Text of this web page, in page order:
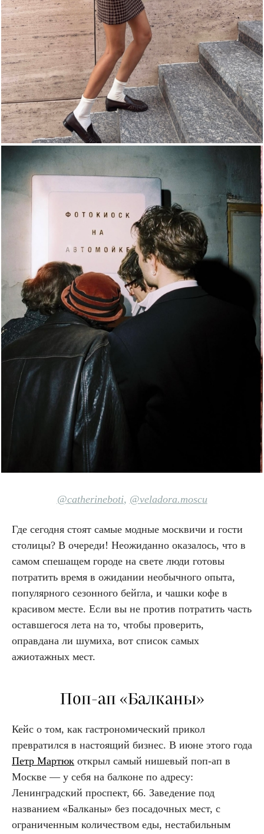
@catherineboti, @veladora.moscu
Где сегодня стоят самые модные москвичи и гости
столицы? В очереди! Неожиданно оказалось, что в
самом спешащем городе на свете люди готовы
потратить время в ожидании необычного опыта,
популярного сезонного бейгла, и чашки кофе в
красивом месте. Если вы не против потратить часть
оставшегося лета на то, чтобы проверить,
оправдана ли шумиха, вот список самых
ажиотажных мест.
Поп-ап «Балканы»
Кейс о том, как гастрономический прикол
превратился в настоящий бизнес. В июне этого года
Петр Мартюк открыл самый нишевый поп-ап в
Москве — у себя на балконе по адресу:
Ленинградский проспект, 66. Заведение под
названием «Балканы» без посадочных мест, с
ограниченным количеством еды, нестабильным